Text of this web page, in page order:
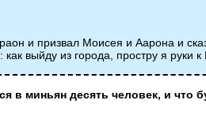
и призвал Моисея и Аарона и
выйду из города, простру я
миньян десять человек, и что